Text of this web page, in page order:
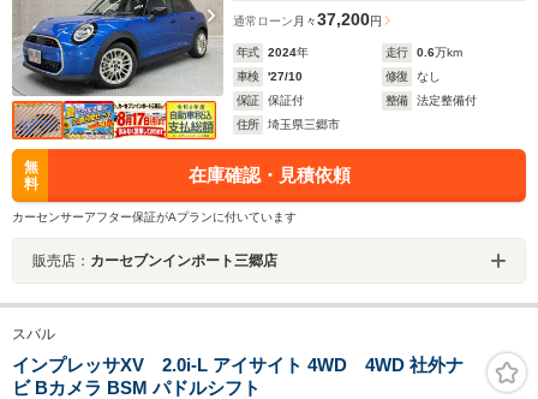
通常ローン 月々37,200円
年式 2024年 走行 0.6万km
車検
'27/10 修復
なし
保証
保証付 整備
法定整備付
住所
埼玉県三郷市
無
料
在庫確認・見積依頼
カーセンサーアフター保証がAプランに付いています
販売店： カーセブンインポート三郷店
スバル
インプレッサXV 2.0i-L アイサイト 4WD 4WD 社外ナ
ビ Bカメラ BSM パドルシフト